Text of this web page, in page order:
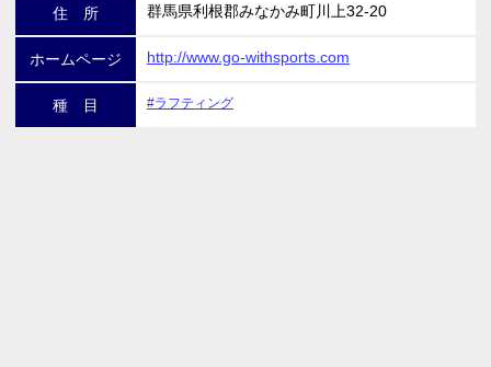
住 所 群馬県利根郡みなかみ町川上32-20
ホームページ http://www.go-withsports.com
種 目 #ラフティング